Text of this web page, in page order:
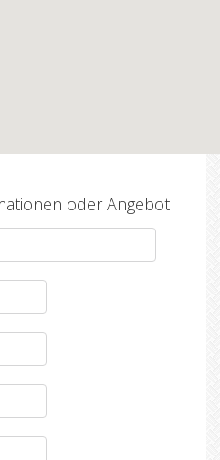
oder Angebot